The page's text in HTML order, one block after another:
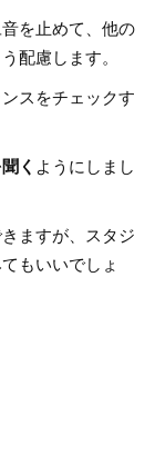
を止めて、他の
配慮します。
スをチェックす
く ようにしまし
ますが、スタジ
もいいでしょ